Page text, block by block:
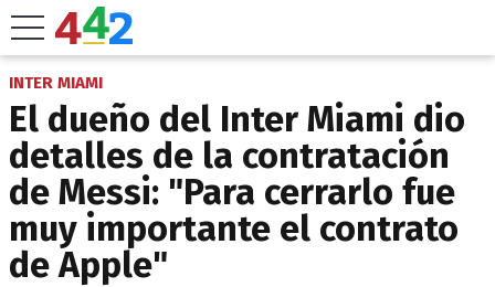
INTER MIAMI
El dueño del Inter Miami dio
detalles de la contratación
de Messi: "Para cerrarlo fue
muy importante el contrato
de Apple"